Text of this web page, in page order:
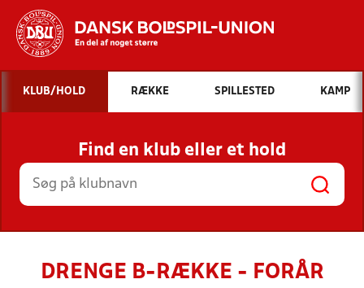
Hvad vil du søge efter?
INDHOLD OG NYHEDER
STILLINGER, RESULTATER, KLUBBER OG
HOLD
KLUB/HOLD RÆKKE SPILLESTED KAMP
Find en klub eller et hold
DRENGE B-RÆKKE - FORÅR